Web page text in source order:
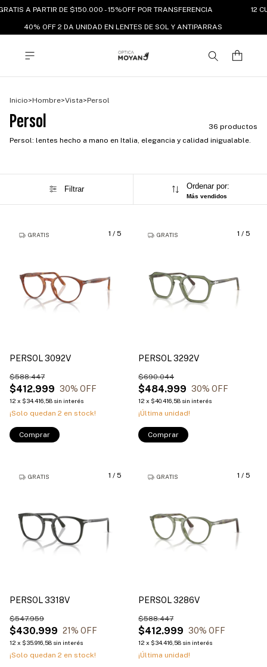
A PARTIR DE $150.000 - 15%OFF POR TRANSFERENCIA 12
40% OFF 2 DA UNIDAD EN LENTES DE SOL Y ANTIPARRAS
Inicio>Hombre>Vista>Persol
Persol
36 productos
Persol: lentes hecho a mano en Italia, elegancia y calidad inigualable.
Filtrar Ordenar por:
Más vendidos
1 / 5
GRATIS
PERSOL 3092V
$412.999
$588.447
30% OFF
12 x $34.416,58 sin interés
¡Solo quedan 2 en stock!
Comprar
1 / 5
GRATIS
PERSOL 3292V
$484.999
$690.044
30% OFF
12 x $40.416,58 sin interés
¡Última unidad!
Comprar
1 / 5
GRATIS
PERSOL 3318V
$430.999
$547.959
21% OFF
12 x $35.916,58 sin interés
¡Solo quedan 2 en stock!
1 / 5
GRATIS
PERSOL 3286V
$412.999
$588.447
30% OFF
12 x $34.416,58 sin interés
¡Última unidad!